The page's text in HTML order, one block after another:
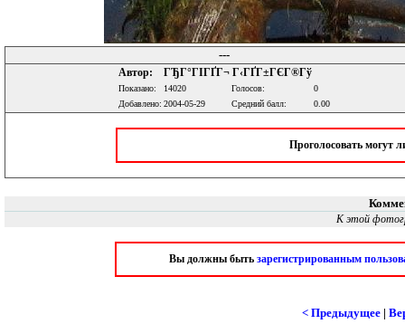
---
Автор: ГЂГ°ГІГҐГ¬ Г‹ГҐГ±ГЄГ®Гў
Показано: 14020 Голосов:
0
Добавлено: 2004-05-29 Средний балл: 0.00
Проголосовать могут
К этой
Вы должны быть зарегистрированным
< Предыдущее |